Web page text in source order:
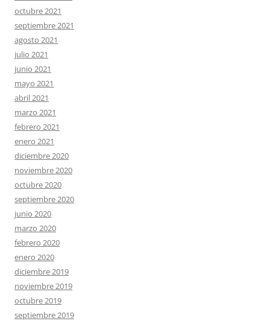
octubre 2021
septiembre 2021
agosto 2021
julio 2021
junio 2021
mayo 2021
abril 2021
marzo 2021
febrero 2021
enero 2021
diciembre 2020
noviembre 2020
octubre 2020
septiembre 2020
junio 2020
marzo 2020
febrero 2020
enero 2020
diciembre 2019
noviembre 2019
octubre 2019
septiembre 2019